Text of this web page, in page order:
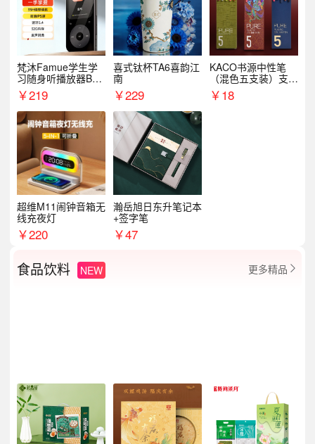
梵沐Famue学生学
习随身听播放器BL1
5（64G）
￥219
喜式钛杯TA6喜韵江
南
￥229
KACO书源中性笔
（混色五支装）支持
logo定制
￥18
超维M11闹钟音箱无
线充夜灯
￥220
瀚岳旭日东升笔记本
+签字笔
￥47
食品饮料 NEW 更多精品 